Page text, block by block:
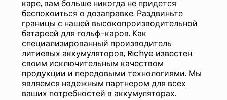
каре, вам больше никогда не придется
беспокоиться о дозаправке. Раздвиньте
границы с нашей высокопроизводительной
батареей для гольф-каров. Как
специализированный производитель
литиевых аккумуляторов, Richye известен
своим исключительным качеством
продукции и передовыми технологиями. Мы
являемся надежным партнером для всех
ваших потребностей в аккумуляторах.